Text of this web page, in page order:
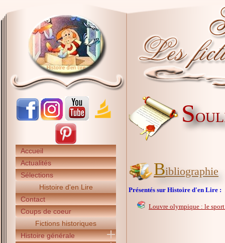
Accueil
Actualités
Sélections
Histoire d'en Lire
Contact
Coups de coeur
Fictions historiques
Histoire générale
S
Bibliographie
Présentés sur Histoire d'en Lire :
Louvre olympique : le sport